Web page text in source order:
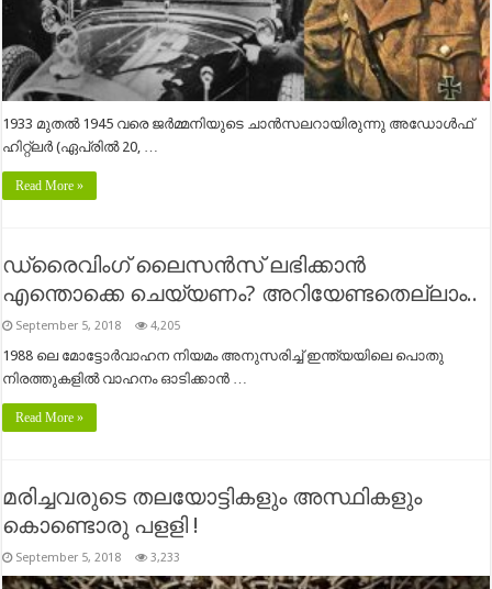
1933 മുതൽ 1945 വരെ ജർമ്മനിയുടെ ചാൻസലറായിരുന്നു അഡോൾഫ്
ഹിറ്റ്‌ലർ (ഏപ്രിൽ 20, …
Read More »
ഡ്രൈവിംഗ് ലൈസന്‍സ് ലഭിക്കാന്‍
എന്തൊക്കെ ചെയ്യണം? അറിയേണ്ടതെല്ലാം..
September 5, 2018 4,205
1988 ലെ മോട്ടോര്‍വാഹന നിയമം അനുസരിച്ച് ഇന്ത്യയിലെ പൊതു
നിരത്തുകളില്‍ വാഹനം ഓടിക്കാന്‍ …
Read More »
മരിച്ചവരുടെ തലയോട്ടികളും അസ്ഥികളും
കൊണ്ടൊരു പളളി !
September 5, 2018 3,233